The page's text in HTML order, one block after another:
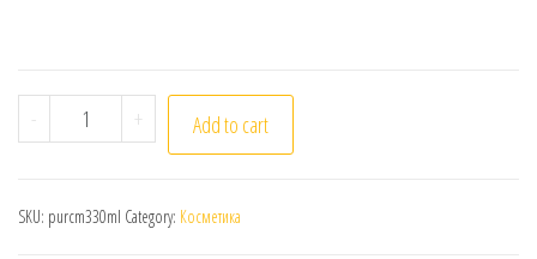
- Pure. Верблюже молоко. 330ml. Camel Milk quantity
+ Add to cart
SKU: purcm330ml Category: Косметика